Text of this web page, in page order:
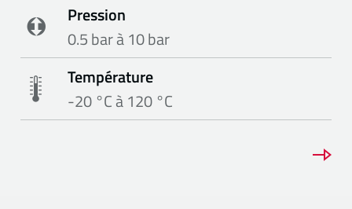
Pression
0.5 bar à 10 bar
Température
-20 °C à 120 °C